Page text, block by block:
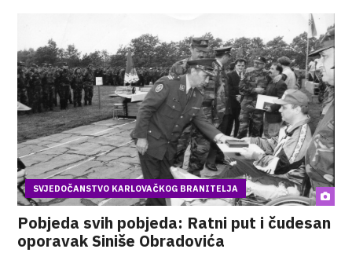
SVJEDOČANSTVO KARLOVAČKOG BRANITELJA
Pobjeda svih pobjeda: Ratni put i čudesan
oporavak Siniše Obradovića